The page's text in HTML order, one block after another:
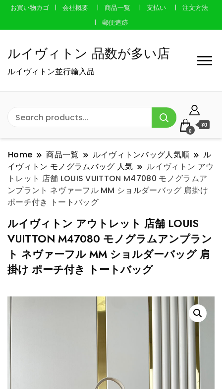
お買い物カゴ 会社概要 商品一覧 支払い
注文方法
郵便追跡
ルイヴィトン 品数が多い店
ルイヴィトン並行輸入品
0
¥0
Home 商品一覧 ルイヴィトンバッグ人気順
ル
イヴィトン モノグラムバッグ 人気
ルイヴィトン アウ
トレット 店舗 LOUIS VUITTON M47080 モノグラムア
ンプラント ネヴァーフル MM ショルダーバッグ 肩掛け
ポーチ付き トートバッグ
ルイヴィトン アウトレット 店舗 LOUIS
VUITTON M47080 モノグラムアンプラン
ト ネヴァーフル MM ショルダーバッグ 肩
掛け ポーチ付き トートバッグ